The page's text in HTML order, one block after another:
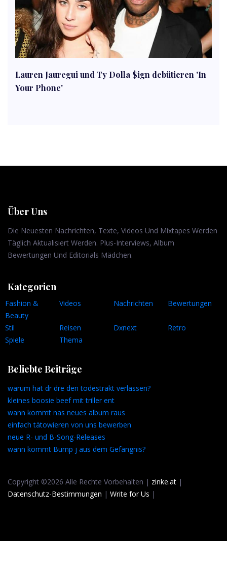
Lauren Jauregui und Ty Dolla $ign debütieren 'In
Your Phone'
Über Uns
Die Neuesten Nachrichten, Texte, Videos Und Mixtapes Werden
Täglich Aktualisiert Werden. Plus-Interviews, Album
Bewertungen Und Editorials Mädchen.
Kategorien
Fashion &
Beauty
Videos Nachrichten Bewertungen
Stil Reisen Dxnext
Retro
Spiele
Thema
Beliebte Beiträge
warum hat dr dre den todestrakt verlassen?
kleines boosie beef mit triller ent
wann kommt nas neues album raus
einfach tätowieren von uns bewerben
neue R- und B-Song-Releases
wann kommt Bump j aus dem Gefängnis?
Copyright ©2026 Alle Rechte Vorbehalten | zinke.at |
Datenschutz-Bestimmungen | Write for Us |